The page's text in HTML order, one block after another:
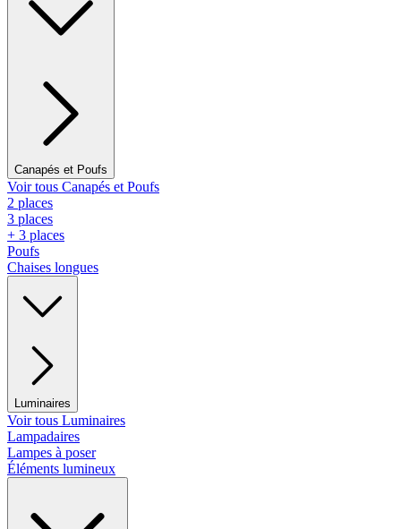
Canapés et Poufs
Voir tous Canapés et Poufs
2 places
3 places
+ 3 places
Poufs
Chaises longues
Luminaires
Voir tous Luminaires
Lampadaires
Lampes à poser
Éléments lumineux